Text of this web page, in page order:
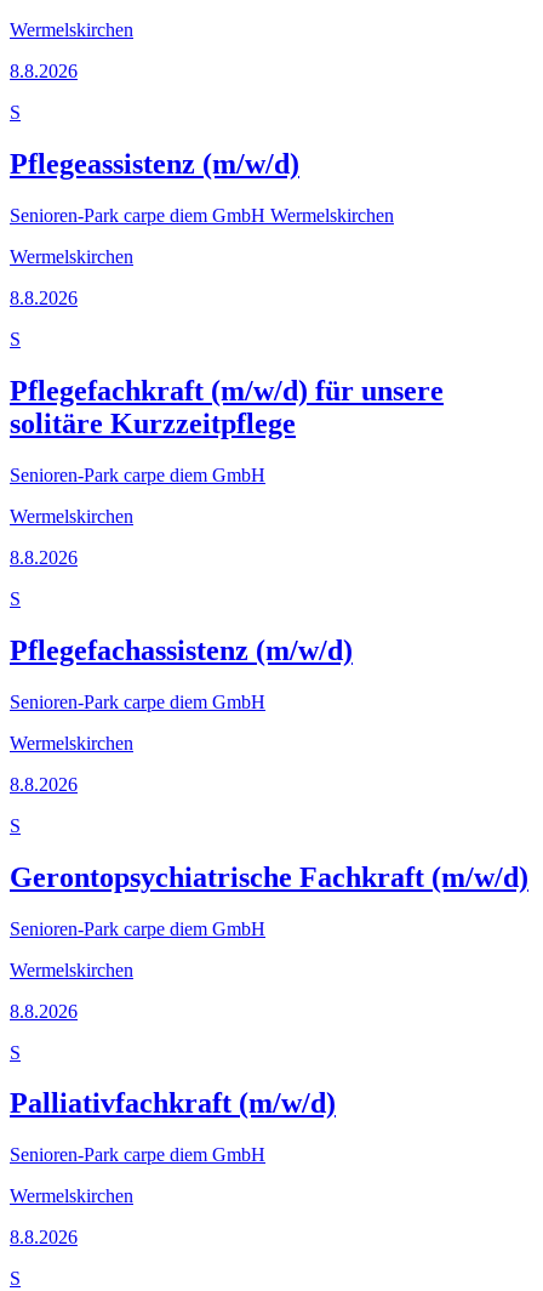
Wermelskirchen
8.8.2026
S
Pflegeassistenz (m/w/d)
Senioren-Park carpe diem GmbH Wermelskirchen
Wermelskirchen
8.8.2026
S
Pflegefachkraft (m/w/d) für unsere
solitäre Kurzzeitpflege
Senioren-Park carpe diem GmbH
Wermelskirchen
8.8.2026
S
Pflegefachassistenz (m/w/d)
Senioren-Park carpe diem GmbH
Wermelskirchen
8.8.2026
S
Gerontopsychiatrische Fachkraft (m/w/d)
Senioren-Park carpe diem GmbH
Wermelskirchen
8.8.2026
S
Palliativfachkraft (m/w/d)
Senioren-Park carpe diem GmbH
Wermelskirchen
8.8.2026
S